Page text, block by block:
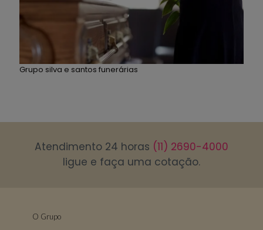
Grupo silva e santos funerárias
Atendimento 24 horas (11) 2690-4000
ligue e faça uma cotação.
O Grupo